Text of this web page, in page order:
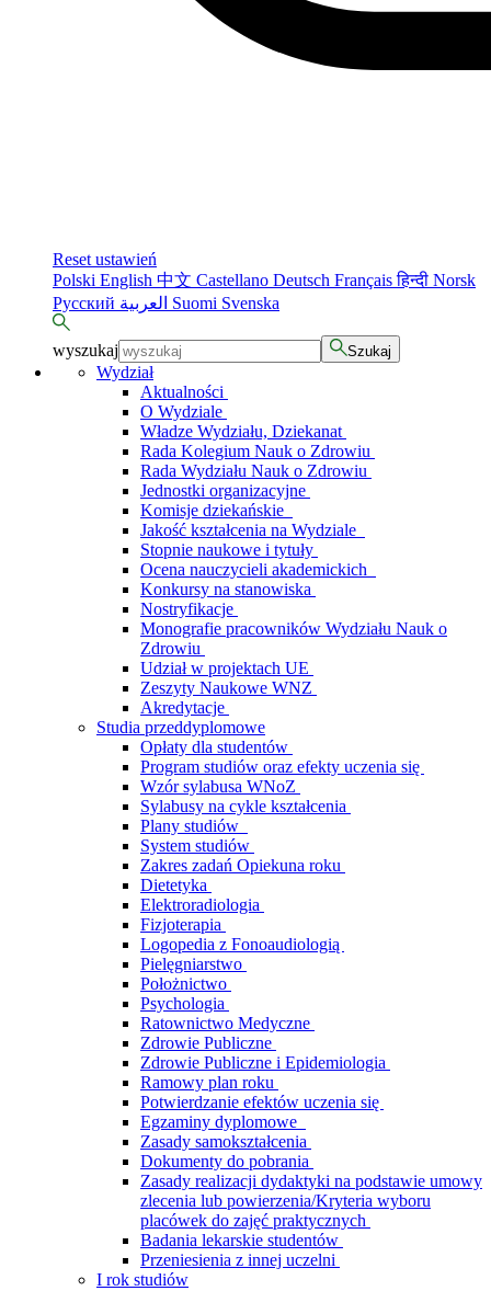
Reset ustawień
Polski English 中文 Castellano Deutsch Françaisहिन्दी Norsk
Русский
Suomi Svenska
wyszukaj Szukaj
Wydział
Aktualności
O Wydziale
Władze Wydziału, Dziekanat
Rada Kolegium Nauk o Zdrowiu
Rada Wydziału Nauk o Zdrowiu
Jednostki organizacyjne
Komisje dziekańskie
Jakość kształcenia na Wydziale
Stopnie naukowe i tytuły
Ocena nauczycieli akademickich
Konkursy na stanowiska
Nostryfikacje
Monografie pracowników Wydziału Nauk o
Zdrowiu
Udział w projektach UE
Zeszyty Naukowe WNZ
Akredytacje
Studia przeddyplomowe
Opłaty dla studentów
Program studiów oraz efekty uczenia się
Wzór sylabusa WNoZ
Sylabusy na cykle kształcenia
Plany studiów
System studiów
Zakres zadań Opiekuna roku
Dietetyka
Elektroradiologia
Fizjoterapia
Logopedia z Fonoaudiologią
Pielęgniarstwo
Położnictwo
Psychologia
Ratownictwo Medyczne
Zdrowie Publiczne
Zdrowie Publiczne i Epidemiologia
Ramowy plan roku
Potwierdzanie efektów uczenia się
Egzaminy dyplomowe
Zasady samokształcenia
Dokumenty do pobrania
Zasady realizacji dydaktyki na podstawie umowy
zlecenia lub powierzenia/Kryteria wyboru
placówek do zajęć praktycznych
Badania lekarskie studentów
Przeniesienia z innej uczelni
I rok studiów